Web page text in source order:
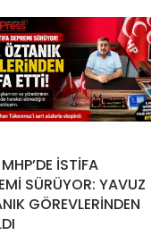
İSTİFA
SÜRÜYOR: YAVUZ
GÖREVLERİNDEN